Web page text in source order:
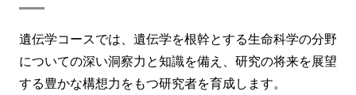
遺伝学コースでは、遺伝学を根幹とする生命科学の分野
についての深い洞察力と知識を備え、研究の将来を展望
する豊かな構想力をもつ研究者を育成します。